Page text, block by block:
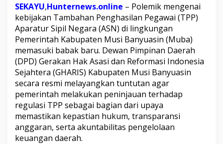
u
a
n
K
e
b
i
a
k
a
n
T
P
P
SEKAYU,Hunternews.online – Polemik mengenai
kebijakan Tambahan Penghasilan Pegawai (TPP)
Aparatur Sipil Negara (ASN) di lingkungan
Pemerintah Kabupaten Musi Banyuasin (Muba)
memasuki babak baru. Dewan Pimpinan Daerah
(DPD) Gerakan Hak Asasi dan Reformasi Indonesia
Sejahtera (GHARIS) Kabupaten Musi Banyuasin
secara resmi melayangkan tuntutan agar
pemerintah melakukan peninjauan terhadap
regulasi TPP sebagai bagian dari upaya
memastikan kepastian hukum, transparansi
anggaran, serta akuntabilitas pengelolaan
keuangan daerah.